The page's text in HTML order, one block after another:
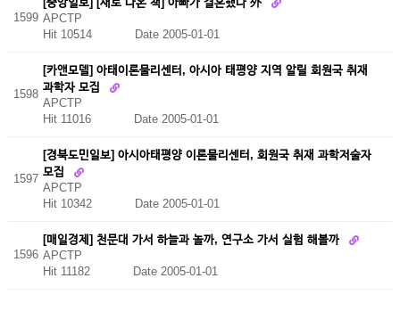
1599 APCTP
Hit 10514
Date 2005-01-01
1598
[카앤모델] 아태이론물리센터, 아시아 태평양 지역 알릴 회원국 취재
과학자 모집
APCTP
Hit 11016 Date 2005-01-01
1597
[경북도민일보] 아시아태평양 이론물리센터, 회원국 취재 과학저술자
모집
APCTP
Hit 10342 Date 2005-01-01
1596
[매일경제] 천문대 가서 하늘과 놀까, 연구소 가서 실험 해볼까
APCTP
Hit 11182
Date 2005-01-01